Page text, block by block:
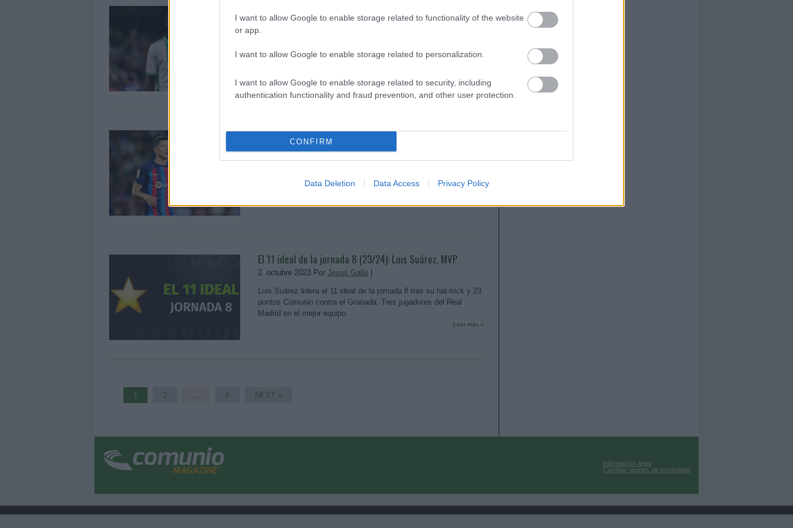
I want to allow Google to enable storage related to functionality of the website
or app.
I want to allow Google to enable storage related to personalization.
I want to allow Google to enable storage related to security, including
authentication functionality and fraud prevention, and other user protection.
CONFIRM
Data Deletion Data Access Privacy Policy
26. enero 2024 Por
Repasamos las noticias de última hora antes del comienzo de
Las noticias de última hora de la jornada 9 (23/24)
23/24! Repasamos las noticias de última hora antes del comienzo
de esta nueva fecha del campeonato.
El 11 ideal de la jornada 8 (23/24): Luis Suárez, MVP
2. octubre 2023 Por Jesus Gallo
Luis Suárez lidera el 11 ideal de la jornada 8 tras su hat-trick y 23
puntos Comunio contra el Granada. Tres jugadores del Real
Madrid en el mejor equipo.
Leer más »
1 2 … 6 NEXT »
Información legal
Cambiar ajustes de privacidad